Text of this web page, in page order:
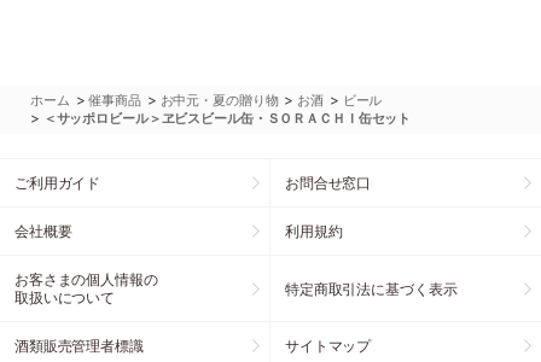
ホーム >催事商品 > お中元・夏の贈り物 > お酒 > ビール
> ＜サッポロビール＞ヱビスビール缶・ＳＯＲＡＣＨＩ缶セット
ご利用ガイド お問合せ窓口
会社概要 利用規約
お客さまの個人情報の
取扱いについて
特定商取引法に基づく表示
酒類販売管理者標識 サイトマップ